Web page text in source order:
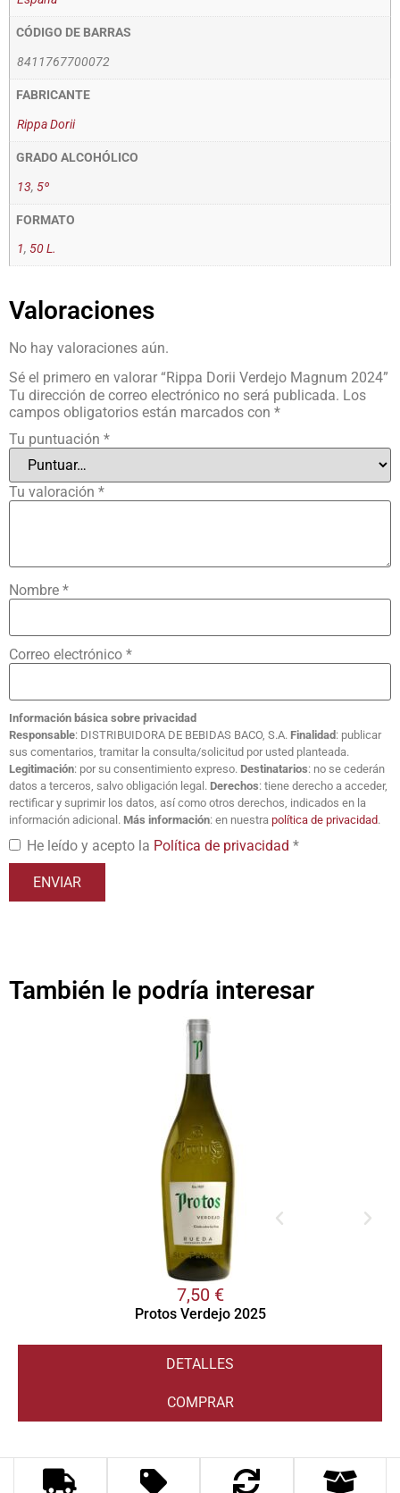
CÓDIGO DE BARRAS
8411767700072
FABRICANTE
Rippa Dorii
GRADO ALCOHÓLICO
13, 5º
FORMATO
1, 50 L.
Valoraciones
No hay valoraciones aún.
Sé el primero en valorar “Rippa Dorii Verdejo Magnum 2024”
Tu dirección de correo electrónico no será publicada. Los
campos obligatorios están marcados con *
Tu puntuación *
Tu valoración *
Nombre *
Correo electrónico *
Información básica sobre privacidad
Responsable: DISTRIBUIDORA DE BEBIDAS BACO, S.A. Finalidad : publicar
sus comentarios, tramitar la consulta/solicitud por usted planteada.
Legitimación: por su consentimiento expreso. Destinatarios: no se cederán
datos a terceros, salvo obligación legal. Derechos: tiene derecho a acceder,
rectificar y suprimir los datos, así como otros derechos, indicados en la
información adicional. Más información: en nuestra política de privacidad.
He leído y acepto la Política de privacidad *
También le podría interesar
7,50 €
Protos Verdejo 2025
DETALLES
COMPRAR